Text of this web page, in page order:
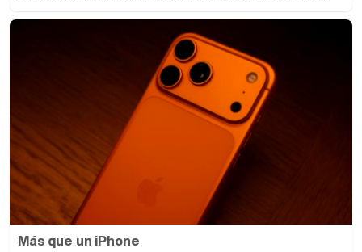
Más que un iPhone